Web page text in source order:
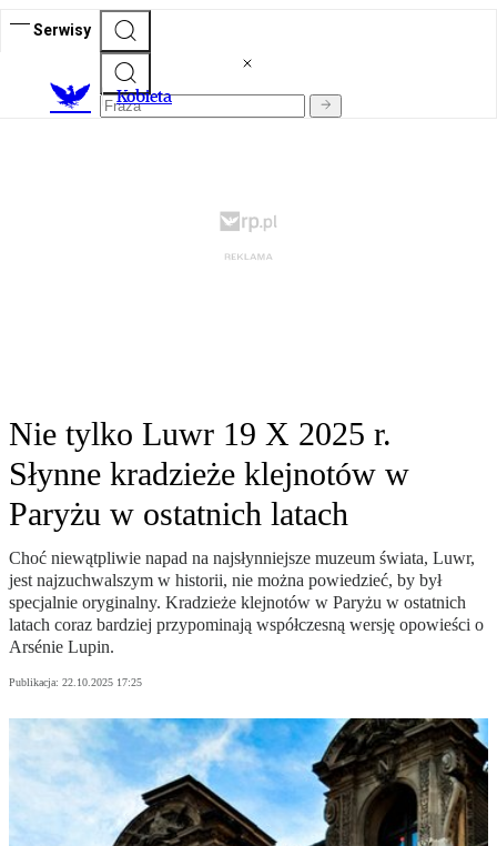
Serwisy
Kobieta
Nie tylko Luwr 19 X 2025 r.
Słynne kradzieże klejnotów w
Paryżu w ostatnich latach
Choć niewątpliwie napad na najsłynniejsze muzeum świata, Luwr,
jest najzuchwalszym w historii, nie można powiedzieć, by był
specjalnie oryginalny. Kradzieże klejnotów w Paryżu w ostatnich
latach coraz bardziej przypominają współczesną wersję opowieści o
Arsénie Lupin.
Publikacja: 22.10.2025 17:25